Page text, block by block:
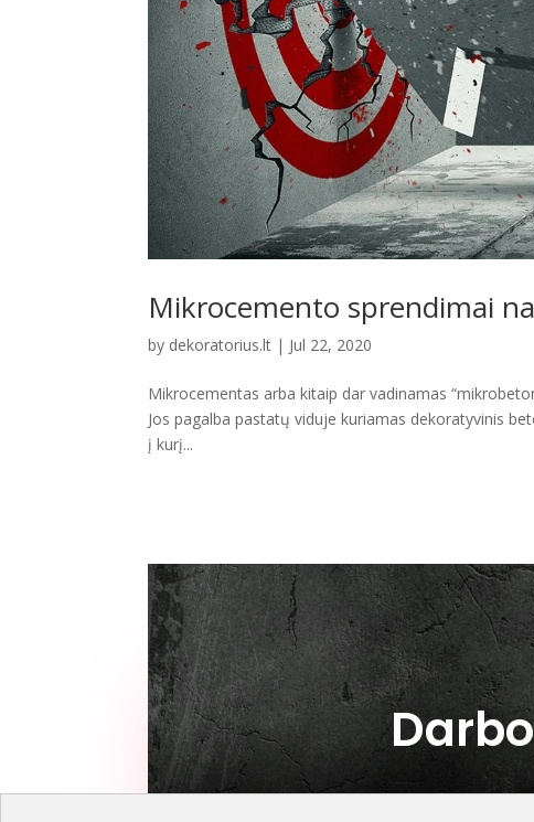
Mikrocemento sprendimai
by dekoratorius.lt | Jul 22, 2020
Mikrocementas arba kitaip dar vadinamas
Jos pagalba pastatų viduje kuriamas dekoratyvinis
į kurį...